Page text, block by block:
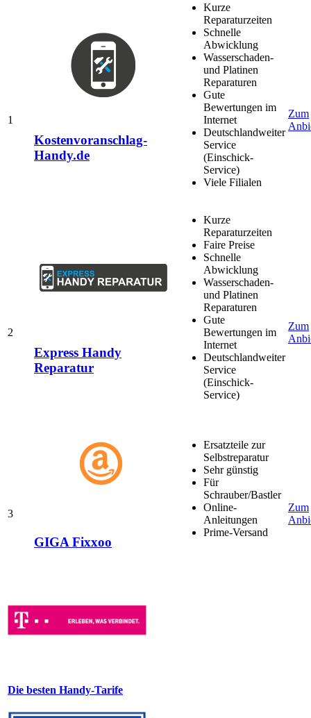
1
Kostenvoranschlag-
Handy.de
Kurze
Reparaturzeiten
Schnelle
Abwicklung
Wasserschaden-
und Platinen
Reparaturen
Gute
Bewertungen im
Internet
Deutschlandweiter
Service
(Einschick-
Service)
Viele Filialen
Zum
2
Express Handy
Reparatur
Kurze
Reparaturzeiten
Faire Preise
Schnelle
Abwicklung
Wasserschaden-
und Platinen
Reparaturen
Gute
Bewertungen im
Internet
Deutschlandweiter
Service
(Einschick-
Service)
Zum
3
GIGA Fixxoo
Ersatzteile zur
Selbstreparatur
Sehr günstig
Für
Schrauber/Bastler
Online-
Anleitungen
Prime-Versand
Zum
Die besten Handy-Tarife